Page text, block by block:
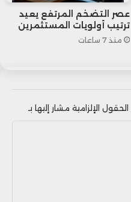
عصر التضخم المرتفع يعيد
ترتيب أولويات المستثمرين
منذ 7 ساعات
الحقول الإلزامية مشار إليها بـ